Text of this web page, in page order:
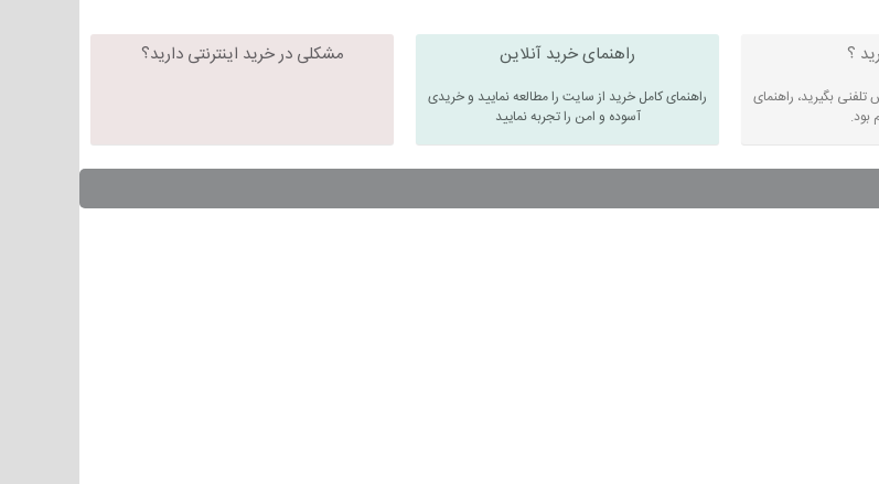
؟
تلفنی بگیرید، راهنمای
بود.
راهنمای خرید آنلاین
راهنمای کامل خرید از سایت را مطالعه نمایید و خریدی
آسوده و امن را تجربه نمایید
مشکلی در خرید اینترنتی دارید؟
آن تغییر نمیکند